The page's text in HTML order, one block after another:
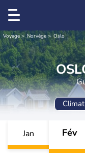
Voyage Norvège Oslo
Jan Fév